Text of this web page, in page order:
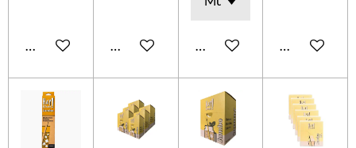
Ajouter au panierAjouter au panierAjouter au panierAjouter au